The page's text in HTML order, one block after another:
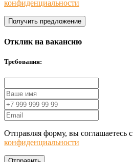
конфиденциальности
Получить предложение
Отклик на вакансию
Требования:
Отправляя форму, вы соглашаетесь с
конфиденциальности